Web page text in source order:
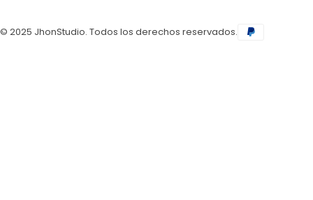
© 2025 JhonStudio. Todos los derechos reservados.